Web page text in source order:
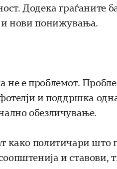
Додека граѓаните
и нови понижувања.
не е проблемот.
и поддршка
обезличување.
како политичари што
и ставови,